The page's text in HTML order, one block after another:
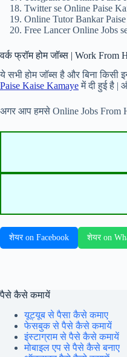
Twitter se Online Paise
Online Tutor Bankar
Free Lancer Online Jobs
वर्क फ्रॉम होम जॉब्स | Work From
ये सभी होम जॉब्स है और बिना किसी
Paise Kaise Kamayeमें दी हुई है |
अगर आप हमसे Online Jobs From
शेयर on Facebook शेयर on
पैसे कैसे कमायें
यूट्यूब से पैसा कैसे कमाए
फेसबुक से पैसे कैसे कमायें
इंस्टाग्राम से पैसे कैसे कमायें
मोबाइल एप से पैसे कैसे बनाए